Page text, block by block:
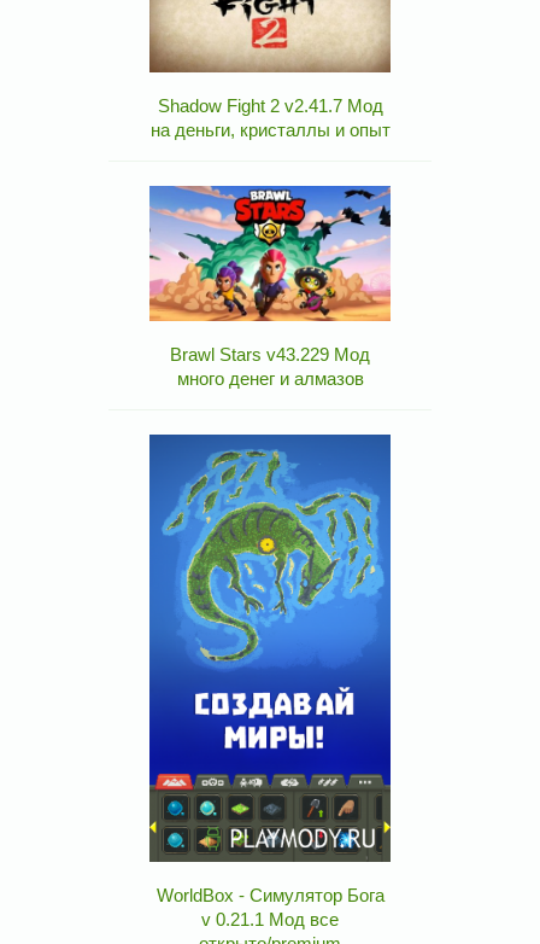
Shadow Fight 2 v2.41.7 Мод
на деньги, кристаллы и опыт
Brawl Stars v43.229 Мод
много денег и алмазов
WorldBox - Симулятор Бога
v 0.21.1 Мод все